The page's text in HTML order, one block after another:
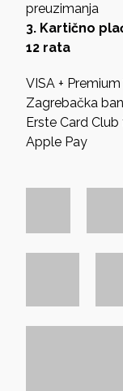
preuzimanja
3. Kartično
12 rata
VISA +
Zagrebačka
Erste Card
Apple Pay